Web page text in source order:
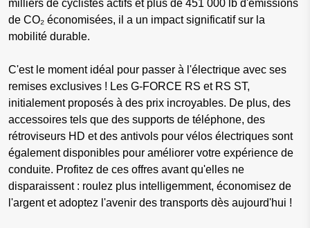
milliers de cyclistes actifs et plus de 451 000 lb d'émissions
de CO₂ économisées, il a un impact significatif sur la
mobilité durable.
C'est le moment idéal pour passer à l'électrique avec ses
remises exclusives ! Les G-FORCE RS et RS ST,
initialement proposés à des prix incroyables. De plus, des
accessoires tels que des supports de téléphone, des
rétroviseurs HD et des antivols pour vélos électriques sont
également disponibles pour améliorer votre expérience de
conduite. Profitez de ces offres avant qu'elles ne
disparaissent : roulez plus intelligemment, économisez de
l'argent et adoptez l'avenir des transports dès aujourd'hui !